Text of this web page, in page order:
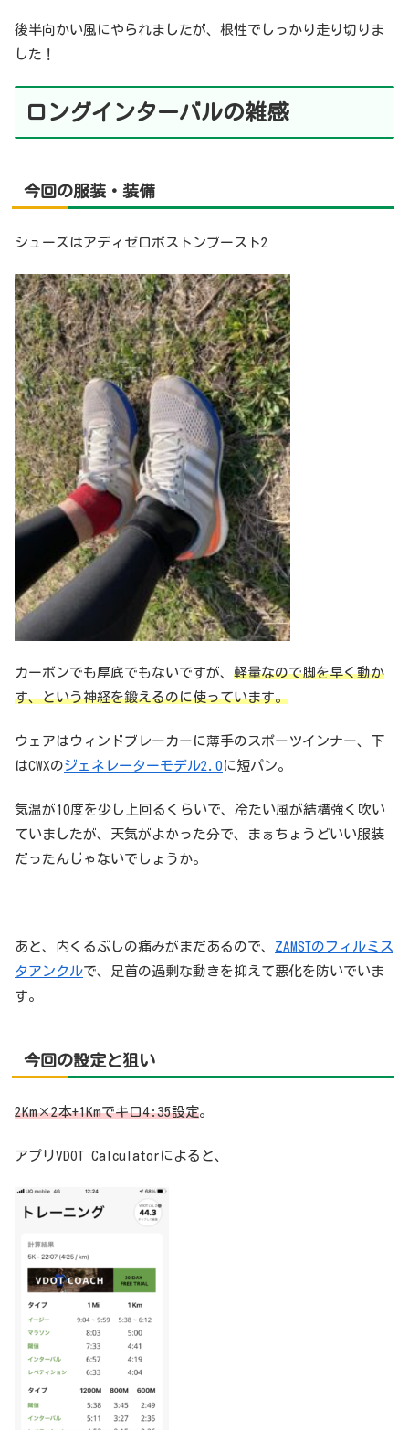
後半向かい風にやられましたが、根性でしっかり走り切りま
した！
ロングインターバルの雑感
今回の服装・装備
シューズはアディゼロボストンブースト2
カーボンでも厚底でもないですが、 軽量なので脚を早く動か
す、という神経を鍛えるのに使っています。
ウェアはウィンドブレーカーに薄手のスポーツインナー、下
はCWXのジェネレーターモデル2.0 に短パン。
気温が10度を少し上回るくらいで、冷たい風が結構強く吹い
ていましたが、天気がよかった分で、まぁちょうどいい服装
だったんじゃないでしょうか。
あと、内くるぶしの痛みがまだあるので、 ZAMSTのフィルミス
タアンクルで、足首の過剰な動きを抑えて悪化を防いでいま
す。
今回の設定と狙い
2Km×2本+1Kmでキロ4:35設定。
アプリVDOT Calculatorによると、